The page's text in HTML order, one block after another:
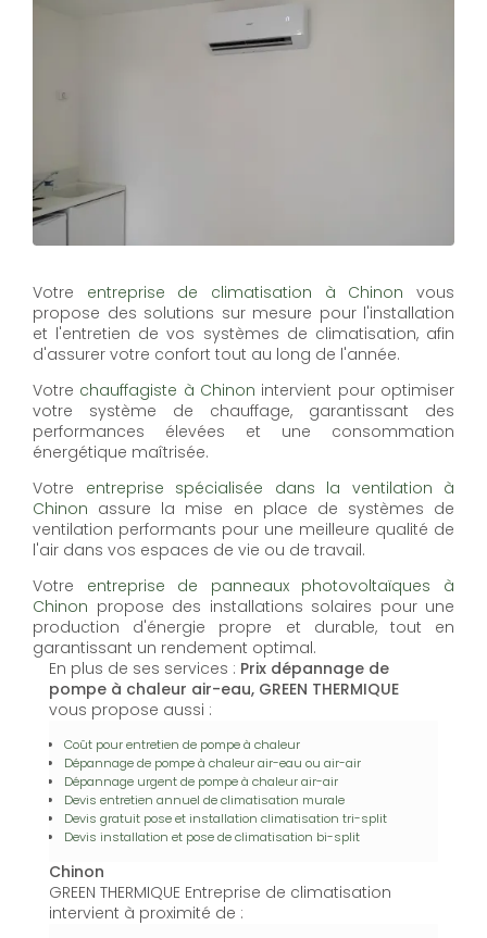
Votre entreprise de climatisation à Chinon vous
propose des solutions sur mesure pour l'installation
et l'entretien de vos systèmes de climatisation, afin
d'assurer votre confort tout au long de l'année.
Votre chauffagiste à Chinon intervient pour optimiser
votre système de chauffage, garantissant des
performances élevées et une consommation
énergétique maîtrisée.
Votre entreprise spécialisée dans la ventilation à
Chinon assure la mise en place de systèmes de
ventilation performants pour une meilleure qualité de
l'air dans vos espaces de vie ou de travail.
Votre entreprise de panneaux photovoltaïques à
Chinon propose des installations solaires pour une
production d'énergie propre et durable, tout en
garantissant un rendement optimal.
En plus de ses services : Prix dépannage de
pompe à chaleur air-eau, GREEN THERMIQUE
vous propose aussi :
Coût pour entretien de pompe à chaleur
Dépannage de pompe à chaleur air-eau ou air-air
Dépannage urgent de pompe à chaleur air-air
Devis entretien annuel de climatisation murale
Devis gratuit pose et installation climatisation tri-split
Devis installation et pose de climatisation bi-split
Chinon
GREEN THERMIQUE Entreprise de climatisation
intervient à proximité de :